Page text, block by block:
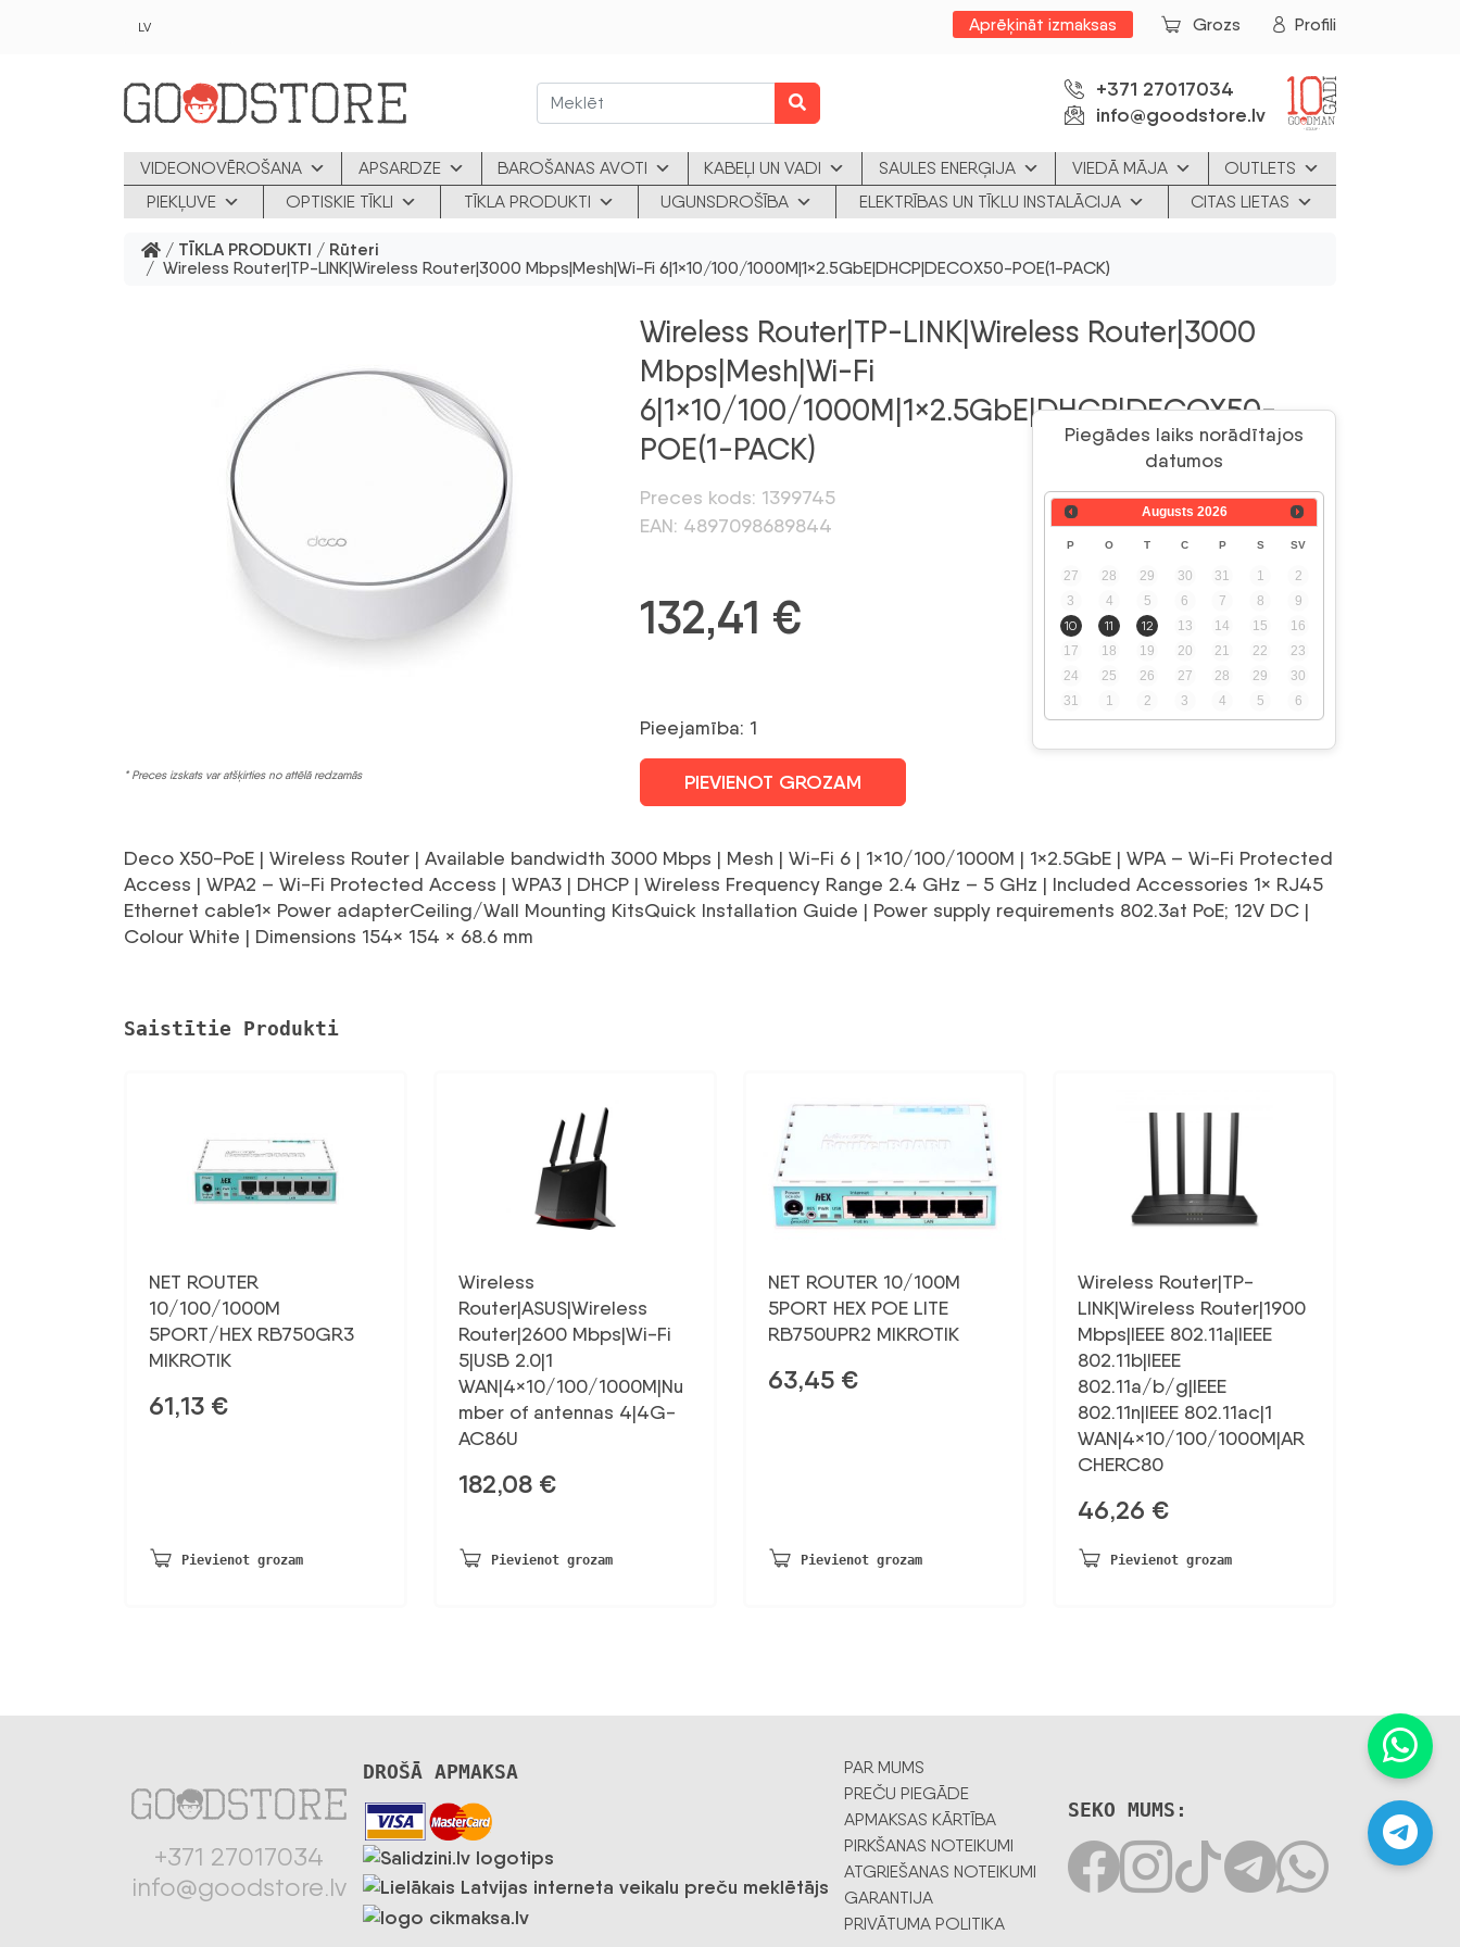
LV Aprēķināt izmaksas Grozs Profili
+371 27017034
info@goodstore.lv
VIDEONOVĒROŠANA APSARDZE BAROŠANAS AVOTI KABEĻI UN VADI SAULES ENERĢIJA VIEDĀ MĀJA
OUTLETS
PIEKĻUVE
OPTISKIE TĪKLI TĪKLA PRODUKTI UGUNSDROŠĪBA ELEKTRĪBAS UN TĪKLU INSTALĀCIJA CITAS LIETAS
/ TĪKLA PRODUKTI / Rūteri
/ Wireless Router|TP-LINK|Wireless Router|3000 Mbps|Mesh|Wi-Fi 6|1×10/100/1000M|1×2.5GbE|DHCP|DECOX50-POE(1-PACK)
* Preces izskats var atšķirties no attēlā redzamās
Wireless Router|TP-LINK|Wireless Router|3000
Mbps|Mesh|Wi-Fi
6|1×10/100/1000M|1×2.5GbE|DHCP|DECOX50-
POE(1-PACK)
Preces kods: 1399745
EAN: 4897098689844
Piegādes laiks norādītajos
datumos
Augusts 2026
P O T C P S SV
27 28 29 30 31 1
2
3
4 5 6 7 8
9
10
11 12 13 14 15
16
17
18 19 20 21 22
23
24
25 26 27 28 29
30
31
1 2 3 4 5 6
132,41 €
Pieejamība: 1
PIEVIENOT GROZAM
Deco X50-PoE | Wireless Router | Available bandwidth 3000 Mbps | Mesh | Wi-Fi 6 | 1×10/100/1000M | 1×2.5GbE | WPA – Wi-Fi Protected
Access | WPA2 – Wi-Fi Protected Access | WPA3 | DHCP | Wireless Frequency Range 2.4 GHz – 5 GHz | Included Accessories 1× RJ45
Ethernet cable1× Power adapterCeiling/Wall Mounting KitsQuick Installation Guide | Power supply requirements 802.3at PoE; 12V DC |
Colour White | Dimensions 154× 154 × 68.6 mm
Saistītie Produkti
NET ROUTER
10/100/1000M
5PORT/HEX RB750GR3
MIKROTIK
61,13 €
Pievienot grozam
Wireless
Router|ASUS|Wireless
Router|2600 Mbps|Wi-Fi
5|USB 2.0|1
WAN|4×10/100/1000M|Nu
mber of antennas 4|4G-
AC86U
182,08 €
Pievienot grozam
NET ROUTER 10/100M
5PORT HEX POE LITE
RB750UPR2 MIKROTIK
63,45 €
Pievienot grozam
Wireless Router|TP-
LINK|Wireless Router|1900
Mbps|IEEE 802.11a|IEEE
802.11b|IEEE
802.11a/b/g|IEEE
802.11n|IEEE 802.11ac|1
WAN|4×10/100/1000M|AR
CHERC80
46,26 €
Pievienot grozam
+371 27017034
info@goodstore.lv
DROŠĀ APMAKSA
PAR MUMS
PREČU PIEGĀDE
APMAKSAS KĀRTĪBA
PIRKŠANAS NOTEIKUMI
ATGRIEŠANAS NOTEIKUMI
GARANTIJA
PRIVĀTUMA POLITIKA
SEKO MUMS: